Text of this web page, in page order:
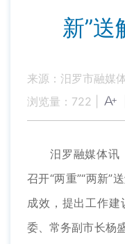
新”送
来源：汨罗市融媒
浏览量： 722
汨罗融媒体讯
召开“两重”“两新”
成效，提出工作建
委、常务副市长杨